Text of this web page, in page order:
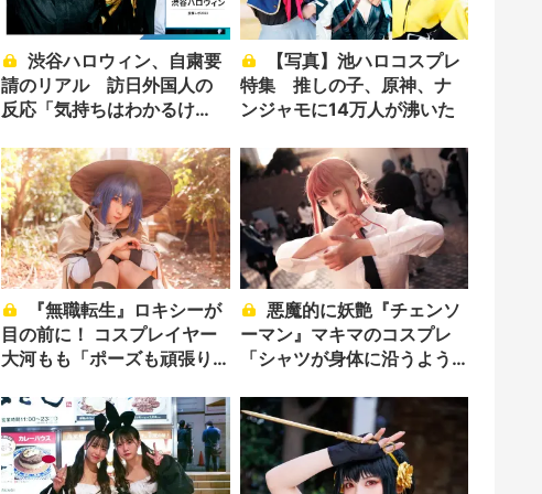
渋谷ハロウィン、自粛要
請のリアル 訪日外国人の
反応「気持ちはわかるけ
特集 推しの子、原神、ナ
ンジャモに14万人が沸いた
目の前に！ コスプレイヤー
大河もも「ポーズも頑張り
ーマン』マキマのコスプレ
「シャツが身体に沿うよう